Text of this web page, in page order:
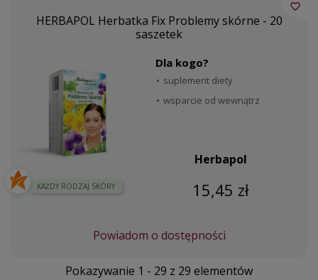
HERBAPOL Herbatka Fix Problemy skórne - 20
saszetek
KAŻDY RODZAJ SKÓRY
Dla kogo?
suplement diety
wsparcie od wewnątrz
Herbapol
15,45 zł
Powiadom o dostępności
favorite_border
Pokazywanie 1 - 29 z 29 elementów